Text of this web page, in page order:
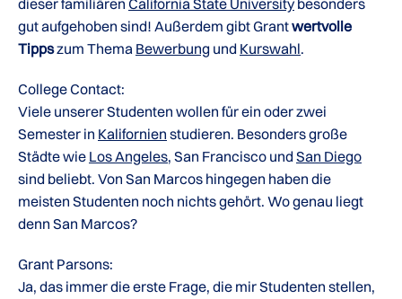
dieser familiären California State Universitybesonders
gut aufgehoben sind! Außerdem gibt Grantwertvolle
Tippszum Thema Bewerbung und Kurswahl.
College Contact:
Viele unserer Studenten wollen für ein oder zwei
Semester in Kalifornien studieren. Besonders große
Städte wie Los Angeles, San Francisco und San Diego
sind beliebt. Von San Marcos hingegen haben die
meisten Studenten noch nichts gehört. Wo genau liegt
denn San Marcos?
Grant Parsons:
Ja, das immer die erste Frage, die mir Studenten stellen,